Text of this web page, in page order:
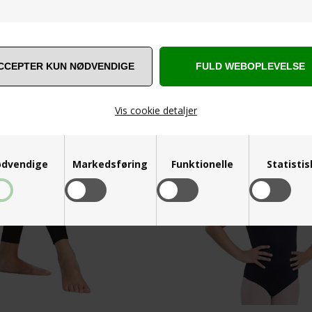
Vis cookie detaljer
Markedsføring Funktionelle
ANDRE ER VILDE MED... ❤️